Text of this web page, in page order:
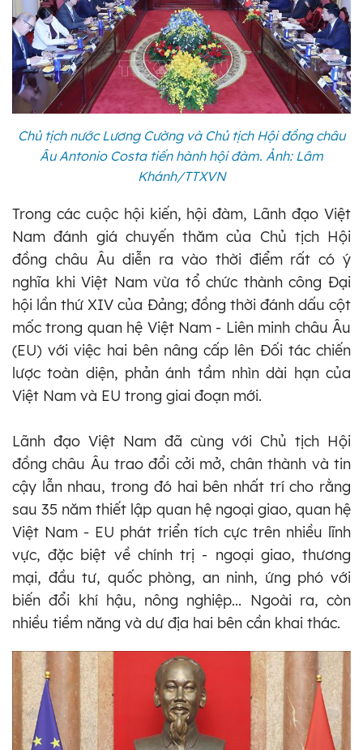
Chủ tịch nước Lương Cường và Chủ tịch Hội đồng châu
Âu Antonio Costa tiến hành hội đàm. Ảnh: Lâm
Khánh/TTXVN
Trong các cuộc hội kiến, hội đàm, Lãnh đạo Việt
Nam đánh giá chuyến thăm của Chủ tịch Hội
đồng châu Âu diễn ra vào thời điểm rất có ý
nghĩa khi Việt Nam vừa tổ chức thành công Đại
hội lần thứ XIV của Đảng; đồng thời đánh dấu cột
mốc trong quan hệ Việt Nam - Liên minh châu Âu
(EU) với việc hai bên nâng cấp lên Đối tác chiến
lược toàn diện, phản ánh tầm nhìn dài hạn của
Việt Nam và EU trong giai đoạn mới.
Lãnh đạo Việt Nam đã cùng với Chủ tịch Hội
đồng châu Âu trao đổi cởi mở, chân thành và tin
cậy lẫn nhau, trong đó hai bên nhất trí cho rằng
sau 35 năm thiết lập quan hệ ngoại giao, quan hệ
Việt Nam - EU phát triển tích cực trên nhiều lĩnh
vực, đặc biệt về chính trị - ngoại giao, thương
mại, đầu tư, quốc phòng, an ninh, ứng phó với
biến đổi khí hậu, nông nghiệp... Ngoài ra, còn
nhiều tiềm năng và dư địa hai bên cần khai thác.